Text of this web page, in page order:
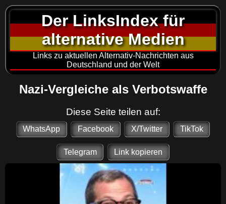
Der LinksIndex für
alternative Medien
Links zu aktuellen Alternativ-Nachrichten aus
Deutschland und der Welt
Nazi-Vergleiche als Verbotswaffe
Diese Seite teilen auf:
WhatsApp Facebook X/Twitter TikTok
Telegram Link kopieren